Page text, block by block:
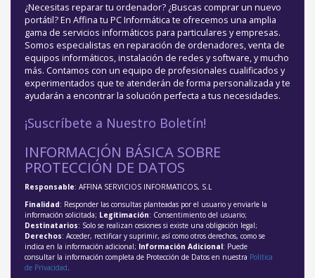
¿Necesitas reparar tu ordenador? ¿Buscas comprar un nuevo
portátil? En Affina tu PC Informática te ofrecemos una amplia
gama de servicios informáticos para particulares y empresas.
Somos especialistas en reparación de ordenadores, venta de
equipos informáticos, instalación de redes y software, y mucho
más. Contamos con un equipo de profesionales cualificados y
experimentados que te atenderán de forma personalizada y te
ayudarán a encontrar la solución perfecta a tus necesidades.
¡Suscríbete a Nuestro Boletín!
INFORMACIÓN BÁSICA SOBRE
PROTECCIÓN DE DATOS
Responsable: AFFINA SERVICIOS INFORMATICOS, S.L
Finalidad: Responder las consultas planteadas por el usuario y enviarle la
información solicitada; Legitimación: Consentimiento del usuario;
Destinatarios: Solo se realizan cesiones si existe una obligación legal;
Derechos: Acceder, rectificar y suprimir, así como otros derechos, como se
indica en la información adicional; Información Adicional: Puede
consultar la información completa de Protección de Datos en nuestra Política
de Privacidad.